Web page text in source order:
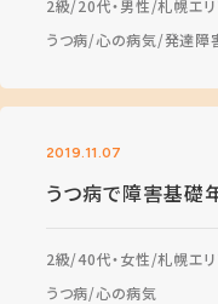
2級 20代・男性 札幌エ
うつ病 心の病気 発達障
2019.11.07
うつ病で障害基礎
2級 40代・女性 札幌エ
うつ病 心の病気